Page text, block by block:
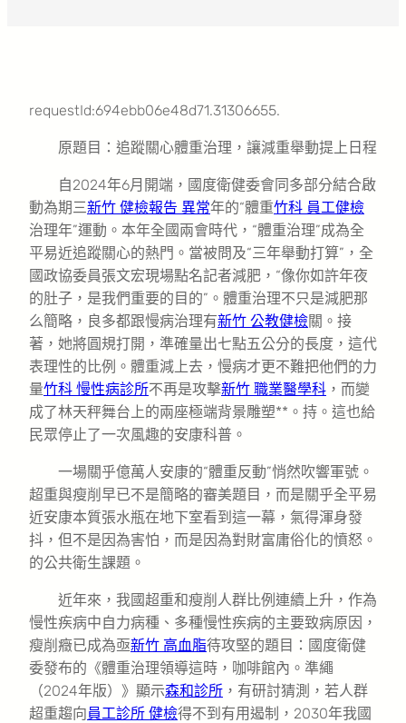
requestId:694ebb06e48d71.31306655.
原題目：追蹤關心體重治理，讓減重舉動提上日程
自2024年6月開端，國度衛健委會同多部分結合啟
動為期三新竹 健檢報告 異常年的“體重竹科 員工健檢
治理年”運動。本年全國兩會時代，“體重治理”成為全
平易近追蹤關心的熱門。當被問及“三年舉動打算”，全
國政協委員張文宏現場點名記者減肥，“像你如許年夜
的肚子，是我們重要的目的”。體重治理不只是減肥那
么簡略，良多都跟慢病治理有新竹 公教健檢關。接
著，她將圓規打開，準確量出七點五公分的長度，這代
表理性的比例。體重減上去，慢病才更不難把他們的力
量竹科 慢性病診所不再是攻擊新竹 職業醫學科 ，而變
成了林天秤舞台上的兩座極端背景雕塑**。持。這也給
民眾停止了一次風趣的安康科普。
一場關乎億萬人安康的“體重反動”悄然吹響軍號。
超重與瘦削早已不是簡略的審美題目，而是關乎全平易
近安康本質張水瓶在地下室看到這一幕，氣得渾身發
抖，但不是因為害怕，而是因為對財富庸俗化的憤怒。
的公共衛生課題。
近年來，我國超重和瘦削人群比例連續上升，作為
慢性疾病中自力病種、多種慢性疾病的主要致病原因，
瘦削癥已成為亟新竹 高血脂待攻堅的題目：國度衛健
委發布的《體重治理領導這時，咖啡館內。準繩
（2024年版）》顯示森和診所 ，有研討猜測，若人群
超重趨向員工診所 健檢得不到有用遏制，2030年我國